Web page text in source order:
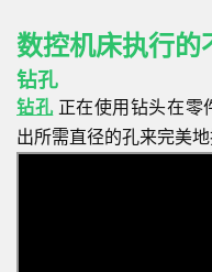
数控机床执行的
钻孔
钻孔 正在使用钻头在零
出所需直径的孔来完美地